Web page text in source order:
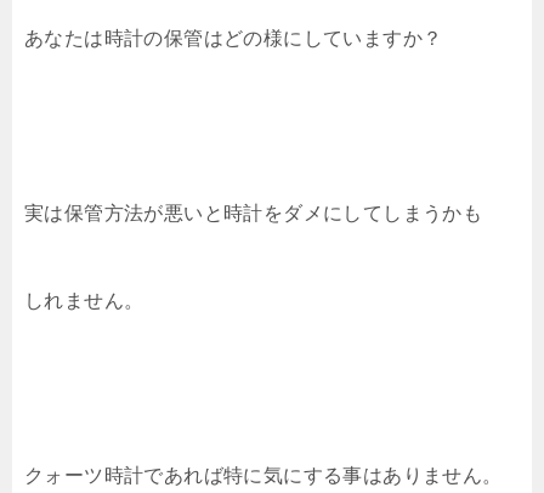
あなたは時計の保管はどの様にしていますか？
実は保管方法が悪いと時計をダメにしてしまうかも
しれません。
クォーツ時計であれば特に気にする事はありません。